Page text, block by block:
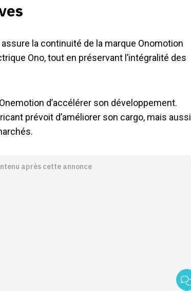
la continuité de la marque Onomotion
Ono, tout en préservant l’intégralité des
d’accélérer son développement.
prévoit d’améliorer son cargo, mais aussi
après cette annonce